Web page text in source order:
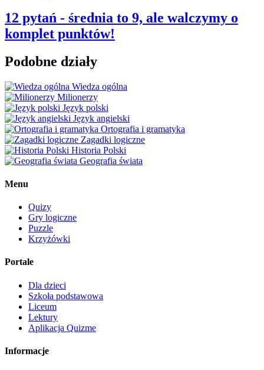
12 pytań - średnia to 9, ale walczymy o
komplet punktów!
Podobne działy
Wiedza ogólna
Milionerzy
Język polski
Język angielski
Ortografia i gramatyka
Zagadki logiczne
Historia Polski
Geografia świata
Menu
Quizy
Gry logiczne
Puzzle
Krzyżówki
Portale
Dla dzieci
Szkoła podstawowa
Liceum
Lektury
Aplikacja Quizme
Informacje